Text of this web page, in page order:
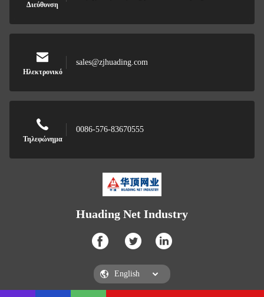
Διεύθυνση
Ηλεκτρονικό
sales@zjhuading.com
Τηλεφώνημα
0086-576-83670555
Huading Net Industry